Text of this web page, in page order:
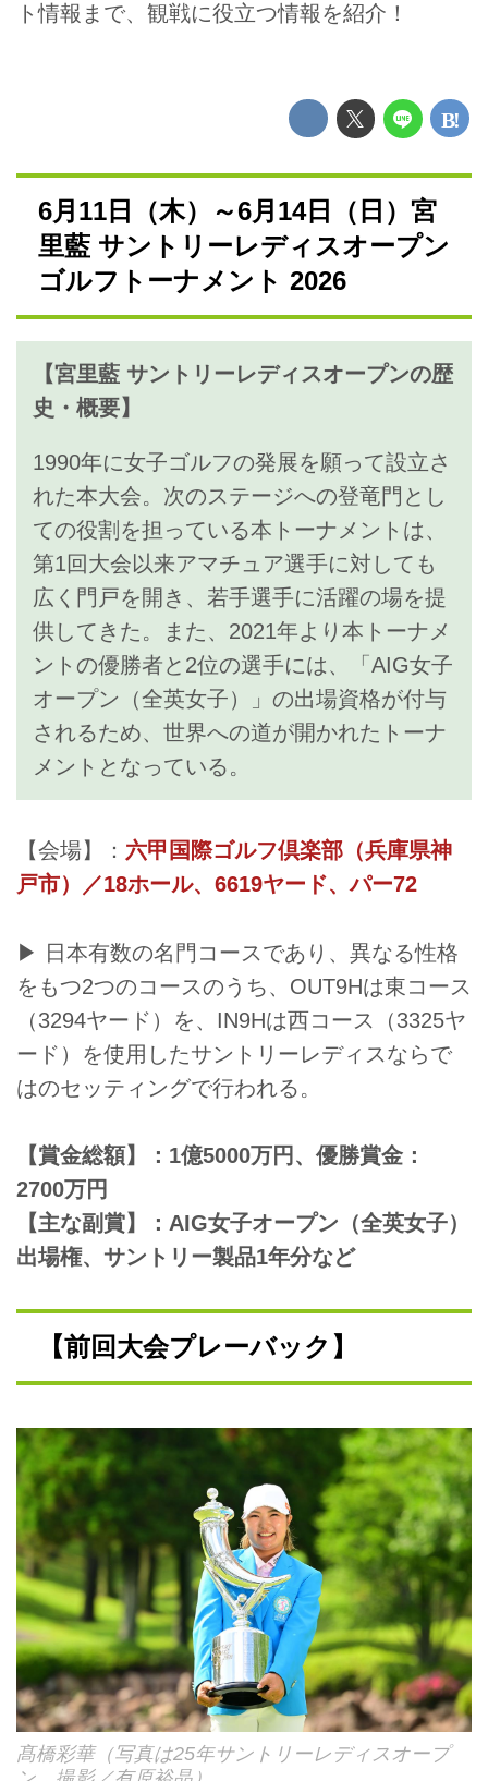
ト情報まで、観戦に役立つ情報を紹介！
6月11日（木）～6月14日（日）宮
里藍 サントリーレディスオープン
ゴルフトーナメント 2026
【宮里藍 サントリーレディスオープンの歴
史・概要】
1990年に女子ゴルフの発展を願って設立さ
れた本大会。次のステージへの登竜門とし
ての役割を担っている本トーナメントは、
第1回大会以来アマチュア選手に対しても
広く門戸を開き、若手選手に活躍の場を提
供してきた。また、2021年より本トーナメ
ントの優勝者と2位の選手には、「AIG女子
オープン（全英女子）」の出場資格が付与
されるため、世界への道が開かれたトーナ
メントとなっている。
【会場】： 六甲国際ゴルフ倶楽部（兵庫県神
戸市）／18ホール、6619ヤード、パー72
▶ 日本有数の名門コースであり、異なる性格
をもつ2つのコースのうち、OUT9Hは東コース
（3294ヤード）を、IN9Hは西コース（3325ヤ
ード）を使用したサントリーレディスならで
はのセッティングで行われる。
【賞金総額】：1億5000万円、優勝賞金：
2700万円
【主な副賞】：AIG女子オープン（全英女子）
出場権、サントリー製品1年分など
【前回大会プレーバック】
髙橋彩華（写真は25年サントリーレディスオープ